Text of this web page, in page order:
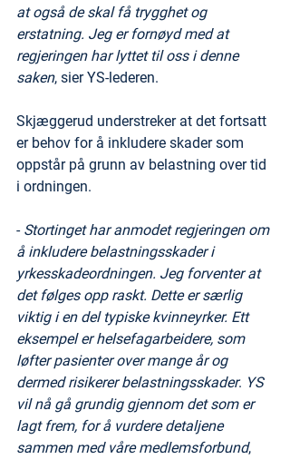
at også de skal få trygghet og
erstatning. Jeg er fornøyd med at
regjeringen har lyttet til oss i denne
saken, sier YS-lederen.
Skjæggerud understreker at det fortsatt
er behov for å inkludere skader som
oppstår på grunn av belastning over tid
i ordningen.
- Stortinget har anmodet regjeringen om
å inkludere belastningsskader i
yrkesskadeordningen. Jeg forventer at
det følges opp raskt. Dette er særlig
viktig i en del typiske kvinneyrker. Ett
eksempel er helsefagarbeidere, som
løfter pasienter over mange år og
dermed risikerer belastningsskader. YS
vil nå gå grundig gjennom det som er
lagt frem, for å vurdere detaljene
sammen med våre medlemsforbund,